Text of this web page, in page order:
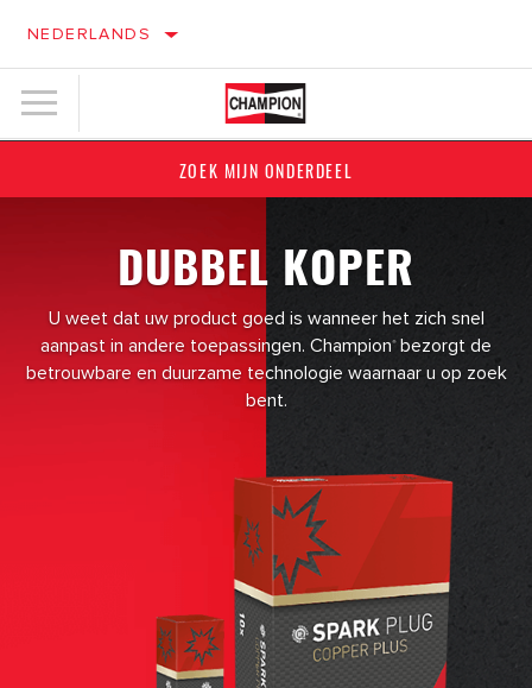
NEDERLANDS
ZOEK MIJN ONDERDEEL
DUBBEL KOPER
U weet dat uw product goed is wanneer het zich snel
aanpast in andere toepassingen. Champion® bezorgt de
betrouwbare en duurzame technologie waarnaar u op zoek
bent.